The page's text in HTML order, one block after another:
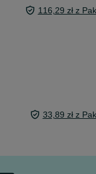
116,29 zł z
33,89 zł z